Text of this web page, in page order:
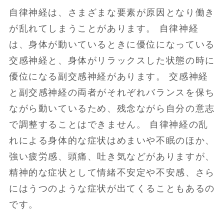
自律神経は、さまざまな要素が原因となり働き
が乱れてしまうことがあります。 自律神経
は、身体が動いているときに優位になっている
交感神経と、身体がリラックスした状態の時に
優位になる副交感神経があります。 交感神経
と副交感神経の両者がそれぞれバランスを保ち
ながら動いているため、残念ながら自分の意志
で調整することはできません。 自律神経の乱
れによる身体的な症状はめまいや不眠のほか、
強い疲労感、頭痛、吐き気などがありますが、
精神的な症状として情緒不安定や不安感、さら
にはうつのような症状が出てくることもあるの
です。